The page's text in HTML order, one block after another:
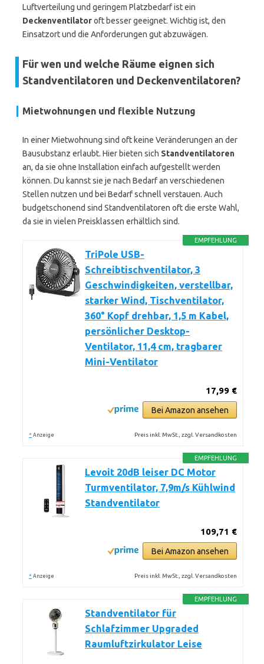
Luftverteilung und geringem Platzbedarf ist ein
Deckenventilatoroft besser geeignet. Wichtig ist, den
Einsatzort und die Anforderungen gut abzuwägen.
Für wen und welche Räume eignen sich
Standventilatoren und Deckenventilatoren?
Mietwohnungen und flexible Nutzung
In einer Mietwohnung sind oft keine Veränderungen an der
Bausubstanz erlaubt. Hier bieten sich Standventilatoren
an, da sie ohne Installation einfach aufgestellt werden
können. Du kannst sie je nach Bedarf an verschiedenen
Stellen nutzen und bei Bedarf schnell verstauen. Auch
budgetschonend sind Standventilatoren oft die erste Wahl,
da sie in vielen Preisklassen erhältlich sind.
EMPFEHLUNG
TriPole USB-
Schreibtischventilator, 3
Geschwindigkeiten, verstellbar,
starker Wind, Tischventilator,
360° Kopf drehbar, 1,5 m Kabel,
persönlicher Desktop-
Ventilator, 11,4 cm, tragbarer
Mini-Ventilator
17,99 €
Bei Amazon ansehen
* Anzeige Preis inkl. MwSt., zzgl. Versandkosten
EMPFEHLUNG
Levoit 20dB leiser DC Motor
Turmventilator, 7,9m/s Kühlwind
Standventilator
109,71 €
Bei Amazon ansehen
* Anzeige Preis inkl. MwSt., zzgl. Versandkosten
EMPFEHLUNG
Standventilator für
Schlafzimmer Upgraded
Raumluftzirkulator Leise